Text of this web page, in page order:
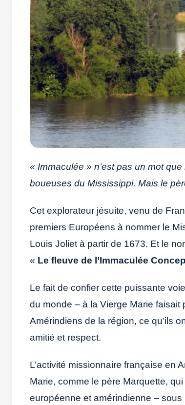
« Immaculée » n’est pas un mot
boueuses du Mississippi. Mais le
Cet explorateur jésuite, venu de
premiers Européens à nommer le
Louis Joliet à partir de 1673. Et le
« Le fleuve de l’Immaculée
Le fait de confier cette puissante
du monde – à la Vierge Marie faisait
Amérindiens de la région, ce qu’ils
amitié et respect.
L’activité missionnaire française en
Marie, comme le père Marquette,
européenne et amérindienne – sous